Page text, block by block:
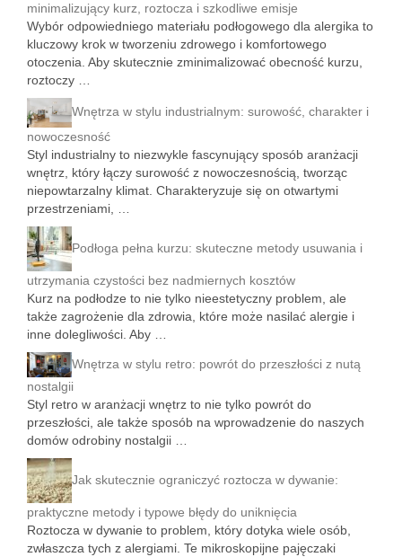
minimalizujący kurz, roztocza i szkodliwe emisje
Wybór odpowiedniego materiału podłogowego dla alergika to
kluczowy krok w tworzeniu zdrowego i komfortowego
otoczenia. Aby skutecznie zminimalizować obecność kurzu,
roztoczy …
Wnętrza w stylu industrialnym: surowość, charakter i
nowoczesność
Styl industrialny to niezwykle fascynujący sposób aranżacji
wnętrz, który łączy surowość z nowoczesnością, tworząc
niepowtarzalny klimat. Charakteryzuje się on otwartymi
przestrzeniami, …
Podłoga pełna kurzu: skuteczne metody usuwania i
utrzymania czystości bez nadmiernych kosztów
Kurz na podłodze to nie tylko nieestetyczny problem, ale
także zagrożenie dla zdrowia, które może nasilać alergie i
inne dolegliwości. Aby …
Wnętrza w stylu retro: powrót do przeszłości z nutą
nostalgii
Styl retro w aranżacji wnętrz to nie tylko powrót do
przeszłości, ale także sposób na wprowadzenie do naszych
domów odrobiny nostalgii …
Jak skutecznie ograniczyć roztocza w dywanie:
praktyczne metody i typowe błędy do uniknięcia
Roztocza w dywanie to problem, który dotyka wiele osób,
zwłaszcza tych z alergiami. Te mikroskopijne pajęczaki